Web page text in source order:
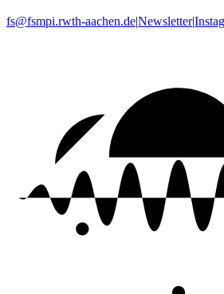
fs@fsmpi.rwth-aachen.de|Newsletter|